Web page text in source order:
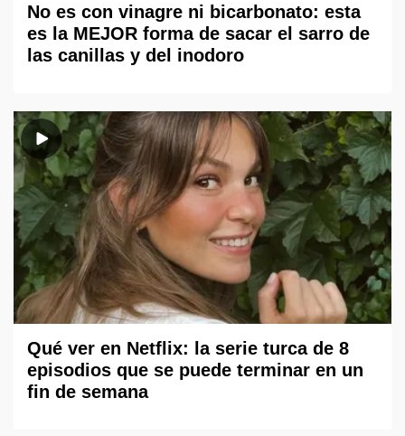
No es con vinagre ni bicarbonato: esta
es la MEJOR forma de sacar el sarro de
las canillas y del inodoro
Qué ver en Netflix: la serie turca de 8
episodios que se puede terminar en un
fin de semana